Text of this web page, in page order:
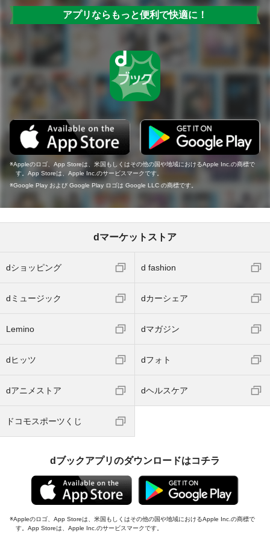
アプリならもっと便利で快適に！
Appleのロゴ、App Storeは、米国もしくはその他の国や地域におけるApple Inc.の商標で
す。App Storeは、Apple Inc.のサービスマークです。
Google Play および Google Play ロゴは Google LLC の商標です。
dマーケットストア
dショッピング d fashion
dミュージック dカーシェア
Lemino dマガジン
dヒッツ dフォト
dアニメストア dヘルスケア
ドコモスポーツくじ
dブックアプリのダウンロードはコチラ
Appleのロゴ、App Storeは、米国もしくはその他の国や地域におけるApple Inc.の商標で
す。App Storeは、Apple Inc.のサービスマークです。